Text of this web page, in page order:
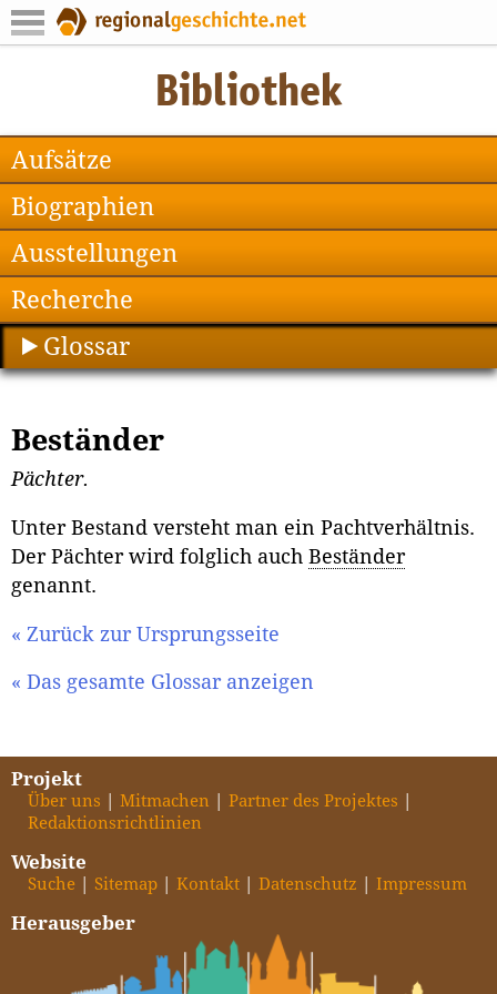
Aufsätze
Biographien
Ausstellungen
Recherche
Glossar
Beständer
Pächter.
Unter Bestand versteht man ein Pachtverhältnis.
Der Pächter wird folglich auch Beständer
genannt.
« Zurück zur Ursprungsseite
« Das gesamte Glossar anzeigen
Projekt
Über uns Mitmachen
Partner des Projektes
Redaktionsrichtlinien
Website
Suche Sitemap Kontakt Datenschutz Impressum
Herausgeber